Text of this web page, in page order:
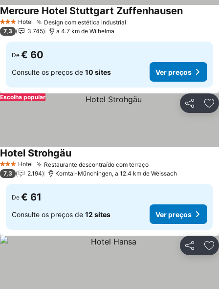
3 EstrelasHotel Design com estética industrial
Mercure Hotel Stuttgart Zuffenhausen
7,3 3.745 a 4.7 km de Wilhelma
De € 60
Consulte os preços de 10 sites Ver preços
Partilhar
Escolha popular
3 EstrelasHotel Restaurante descontraído com terraço
Hotel Strohgäu
7,3 2.194 Korntal-Münchingen, a 12.4 km de Weissach
De € 61
Consulte os preços de 12 sites Ver preços
Partilhar